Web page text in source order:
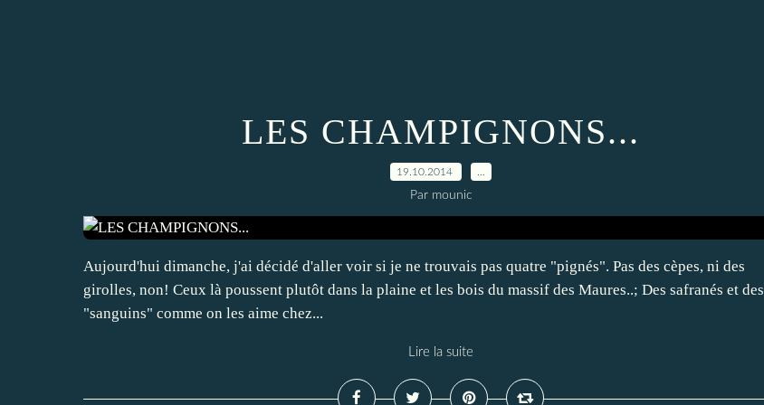
LES CHAMPIGNONS...
19.10.2014
Par mounic
Aujourd'hui dimanche, j'ai décidé d'aller voir si je ne trouvais pas quatre "pignés". Pas des cèpes, ni des
girolles, non! Ceux là poussent plutôt dans la plaine et les bois du massif des Maures..; Des safranés et des
"sanguins" comme on les aime chez...
Lire la suite